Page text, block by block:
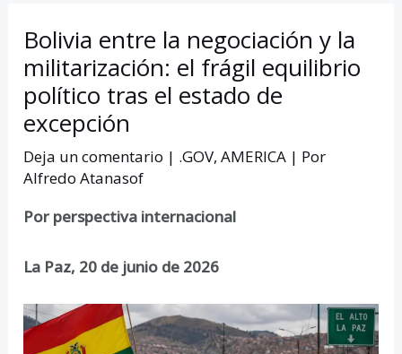
Bolivia entre la negociación y la
militarización: el frágil equilibrio
político tras el estado de
excepción
Deja un comentario | .GOV,AMERICA | Por
Alfredo Atanasof
Por perspectiva internacional
La Paz, 20 de junio de 2026